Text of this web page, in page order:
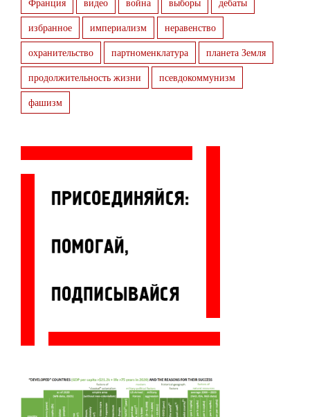
избранное
империализм
неравенство
охранительство
партноменклатура
планета Земля
продолжительность жизни
псевдокоммунизм
фашизм